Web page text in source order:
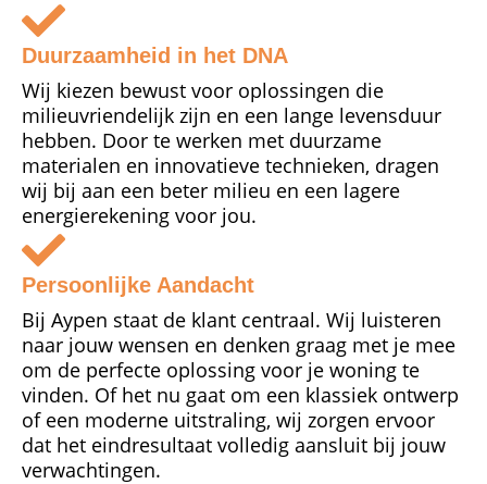
Duurzaamheid in het DNA
Wij kiezen bewust voor oplossingen die
milieuvriendelijk zijn en een lange levensduur
hebben. Door te werken met duurzame
materialen en innovatieve technieken, dragen
wij bij aan een beter milieu en een lagere
energierekening voor jou.
Persoonlijke Aandacht
Bij Aypen staat de klant centraal. Wij luisteren
naar jouw wensen en denken graag met je mee
om de perfecte oplossing voor je woning te
vinden. Of het nu gaat om een klassiek ontwerp
of een moderne uitstraling, wij zorgen ervoor
dat het eindresultaat volledig aansluit bij jouw
verwachtingen.